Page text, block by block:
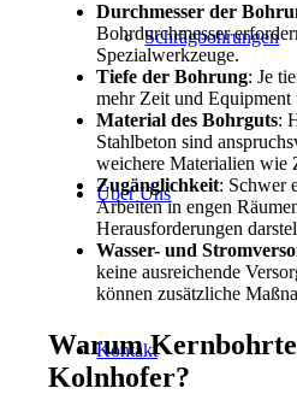
Schrägbohrungen
Über Uns
Kontakt
Durchmesser der
Bohrdurchmesser
Spezialwerkzeuge.
Tiefe der Bohrung: Je
mehr Zeit und Equipment
Material des Bohrguts:
Stahlbeton sind
weichere Materialien wie
Zugänglichkeit: Schwer
Arbeiten in engen
Herausforderungen
Wasser- und
keine ausreichende
können zusätzliche
Warum
Kolnhofer?